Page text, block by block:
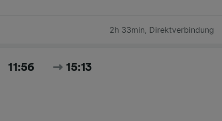
2h 33min, Direktverbindung
11:56 15:13